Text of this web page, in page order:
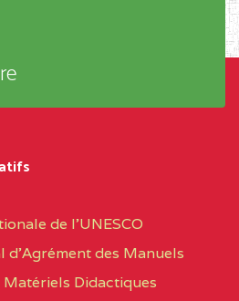
D'ENSEIGNEMENT
PROFESSIONNEL
(CEGEP) STE FOI BP
:4740 YAOUNDE
de l’UNESCO
d’Agrément des Manuels
Didactiques